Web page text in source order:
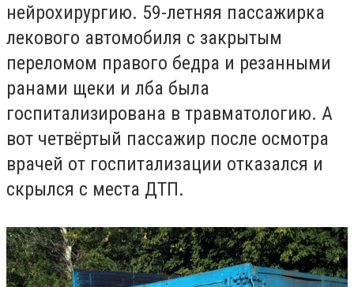
нейрохирургию. 59-летняя пассажирка
лекового автомобиля с закрытым
переломом правого бедра и резанными
ранами щеки и лба была
госпитализирована в травматологию. А
вот четвёртый пассажир после осмотра
врачей от госпитализации отказался и
скрылся с места ДТП.